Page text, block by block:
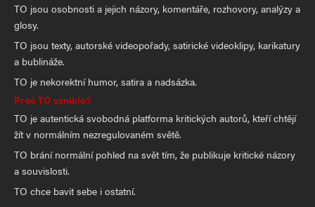
TO jsou osobnosti a jejich názory, komentáře, rozhovory, analýzy a
glosy.
TO jsou texty, autorské videopořady, satirické videoklipy, karikatury
a bublináže.
TO je nekorektní humor, satira a nadsázka.
Proč TO vzniklo?
TO je autentická svobodná platforma kritických autorů, kteří chtějí
žít v normálním nezregulovaném světě.
TO brání normální pohled na svět tím, že publikuje kritické názory
a souvislosti.
TO chce bavit sebe i ostatní.